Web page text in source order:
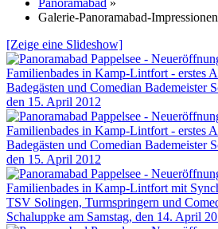
Galerie-Panoramabad-Impressionen
[Zeige eine Slideshow]